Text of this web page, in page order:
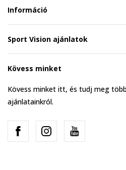
Információ
Sport Vision ajánlatok
Kövess minket
Kövess minket itt, és tudj meg
ajánlatainkról.